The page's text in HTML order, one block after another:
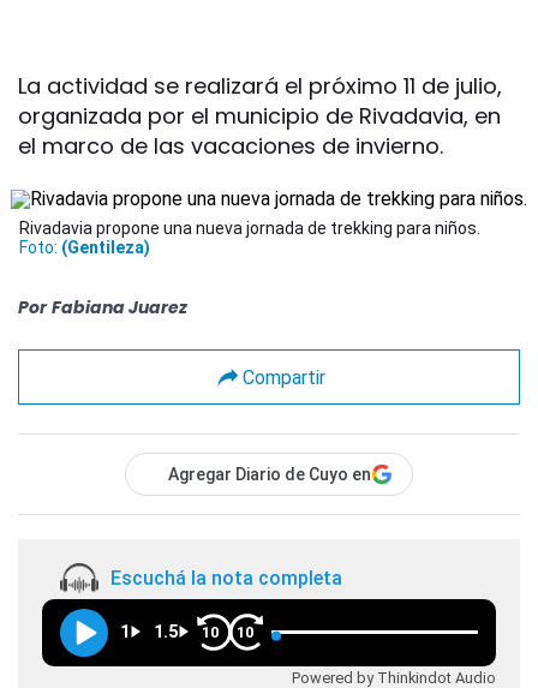
La actividad se realizará el próximo 11 de julio,
organizada por el municipio de Rivadavia, en
el marco de las vacaciones de invierno.
Rivadavia propone una nueva jornada de trekking para niños.
Foto: (Gentileza)
Por Fabiana Juarez
Compartir
Agregar Diario de Cuyo en
Escuchá la nota completa
1 1.5 10 10
Powered by Thinkindot Audio